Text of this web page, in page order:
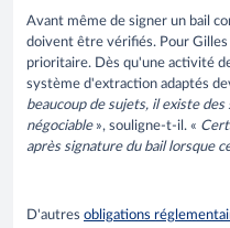
Avant même de signer un bail
doivent être vérifiés. Pour
prioritaire. Dès qu'une activité
système d'extraction adaptés
beaucoup de sujets, il existe
négociable», souligne-t-il. «
après signature du bail lorsque
D'autres obligations